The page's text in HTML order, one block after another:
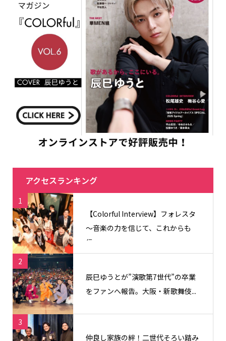
アクセスランキング
1
【Colorful Interview】フォレスタ
〜音楽の力を信じて、これからも
信...
2
辰巳ゆうとが”演歌第7世代”の卒業
をファンへ報告。大阪・新歌舞伎...
3
仲良し家族の絆！二世代そろい踏み